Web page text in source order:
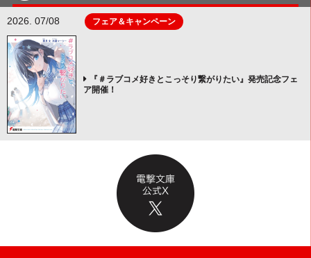
2026. 07/08 フェア＆キャンペーン
『＃ラブコメ好きとこっそり繋がりたい』発売記念フェ
ア開催！